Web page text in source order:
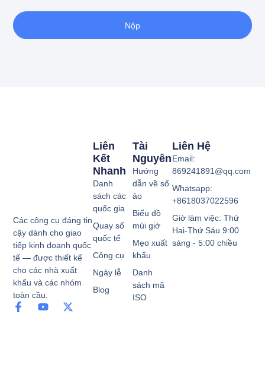
Nộp
Các công cụ đáng tin
cậy dành cho giao
tiếp kinh doanh quốc
tế — được thiết kế
cho các nhà xuất
khẩu và các nhóm
toàn cầu.
Tài
Nguyên
Hướng
dẫn về số
ảo
Biểu đồ
múi giờ
Mẹo xuất
khẩu
Danh
sách mã
ISO
Liên
Kết
Nhanh
Danh
sách các
quốc gia
Quay số
quốc tế
Công cụ
Ngày lễ
Blog
Liên Hệ
Email:
869241891@qq.com
Whatsapp:
+8618037022596
Giờ làm việc: Thứ
Hai-Thứ Sáu 9:00
sáng - 5:00 chiều